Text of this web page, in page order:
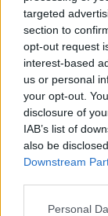
targeted
section to
opt-out request
interest-based
us or personal
your opt-out.
disclosure of
IAB’s list of
also be
Downstream
Personal
indicare la
sviluppo
esteri.
Galantic
nell’industria
uno dei
ricoperto il